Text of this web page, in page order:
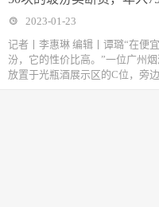
2023-01-23
记者丨李惠琳 编辑丨谭璐“在便
汾，它的性价比高。”一位广州
放置于光瓶酒展示区的C位，旁